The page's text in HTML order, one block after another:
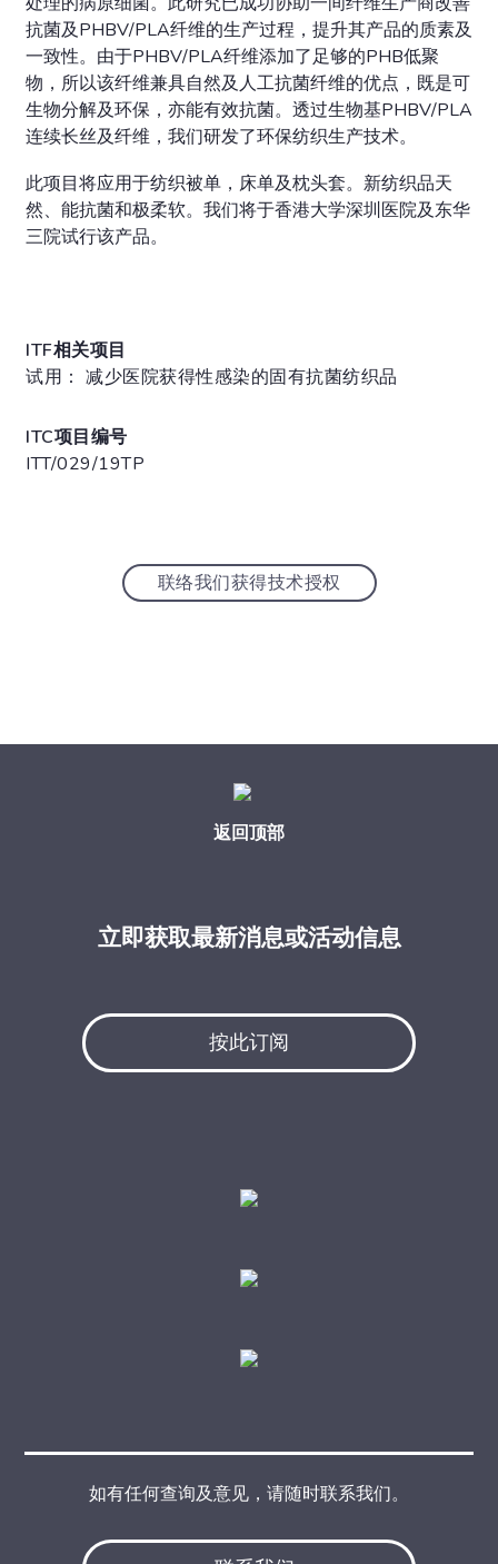
抗菌及PHBV/PLA纤维的生产过程，提升其产品的质素及
一致性。由于PHBV/PLA纤维添加了足够的PHB低聚
物，所以该纤维兼具自然及人工抗菌纤维的优点，既是可
生物分解及环保，亦能有效抗菌。透过生物基PHBV/PLA
连续长丝及纤维，我们研发了环保纺织生产技术。
此项目将应用于纺织被单，床单及枕头套。新纺织品天
然、能抗菌和极柔软。我们将于香港大学深圳医院及东华
三院试行该产品。
ITF相关项目
试用： 减少医院获得性感染的固有抗菌纺织品
ITC项目编号
ITT/029/19TP
联络我们获得技术授权
返回顶部
立即获取最新消息或活动信息
按此订阅
如有任何查询及意见，请随时联系我们。